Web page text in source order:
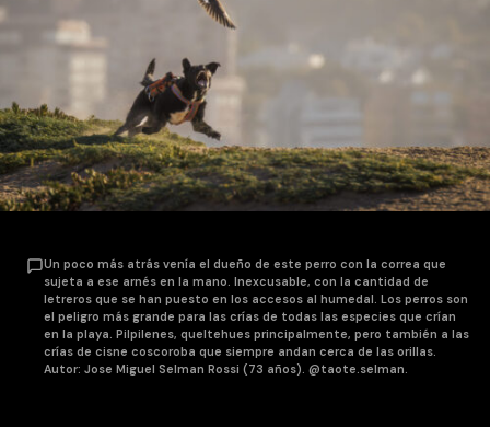
Un poco más atrás venía el dueño de este perro con la correa que
sujeta a ese arnés en la mano. Inexcusable, con la cantidad de
letreros que se han puesto en los accesos al humedal. Los perros son
el peligro más grande para las crías de todas las especies que crían
en la playa. Pilpilenes, queltehues principalmente, pero también a las
crías de cisne coscoroba que siempre andan cerca de las orillas.
Autor: Jose Miguel Selman Rossi (73 años). @taote.selman.